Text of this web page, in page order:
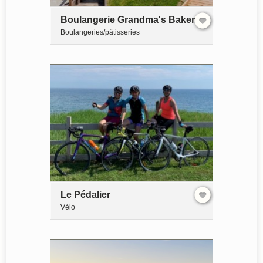
Boulangerie Grandma's Bakery
Boulangeries/pâtisseries
Le Pédalier
Vélo